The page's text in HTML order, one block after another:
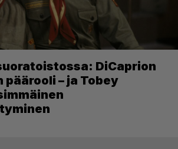
DiCaprion
päärooli – ja Tobey